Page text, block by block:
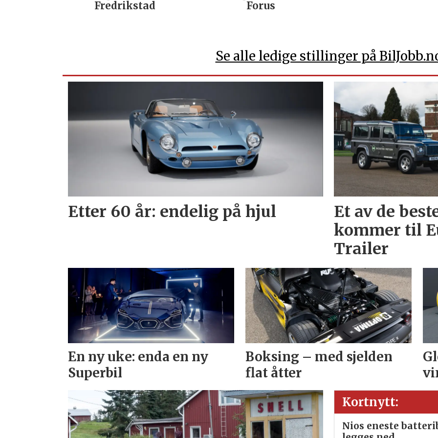
Fredrikstad
Forus
Se alle ledige stillinger på
Etter 60 år: endelig på hjul
Et av de
kommer til
Trailer
En ny uke: enda en ny
Superbil
Boksing – med sjelden
flat åtter
Kortnytt:
Nios eneste